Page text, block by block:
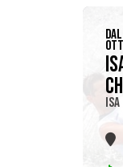
ISA